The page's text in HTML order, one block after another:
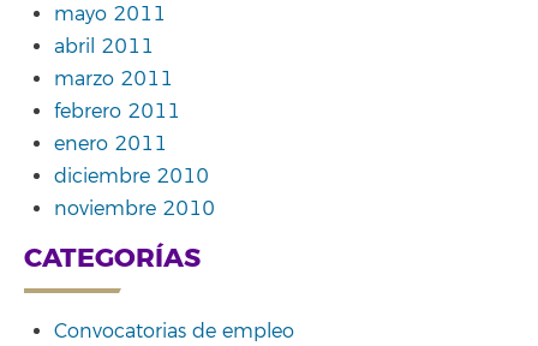
mayo 2011
abril 2011
marzo 2011
febrero 2011
enero 2011
diciembre 2010
noviembre 2010
CATEGORÍAS
Convocatorias de empleo